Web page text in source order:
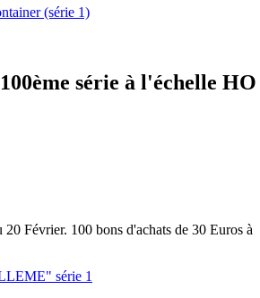
(série 1)
série à l'échelle HO
Février. 100 bons d'achats de 30 Euros à
série 1